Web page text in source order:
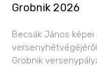
Grobnik 2026
Becsák János
Grobnik